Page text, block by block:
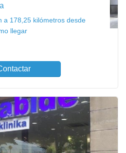
a 178,25 kilómetros desde
llegar